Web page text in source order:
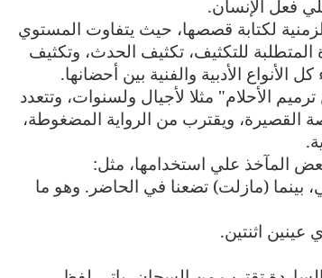
فعل الإنسان.
لكتابة قصصها، حيث يتفاوت المستوي
للتكثيف، تكثيف الحدث، وتكثيف
الأنواع الأدبية والفنية بين أحضانها.
الأحلام" مثلا لأجيال ولسنوات، وتتعدد
القصيرة، ويقترب من الرواية المضغوطة،
.
المآخذ علي استخدامها، مثل:
(مازلت) تضعنا في الحاضر. وهو ما
.